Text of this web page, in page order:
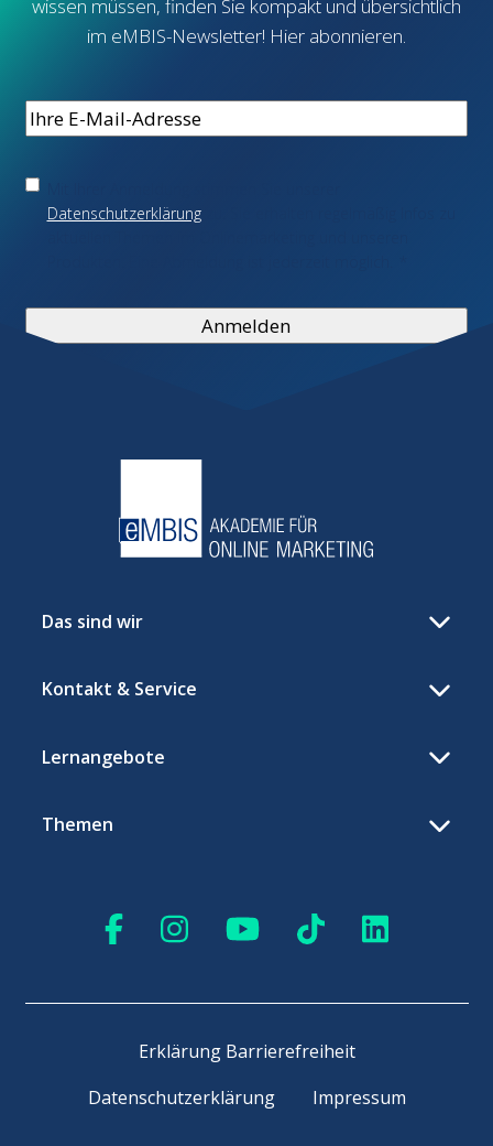
wissen müssen, finden Sie kompakt und übersichtlich
im eMBIS-Newsletter! Hier abonnieren.
E-
Mail*
Einwilligung
Datenschutzerklärungzu. Sie erhalten regelmäßig Infos zu
Das sind wir
Kontakt & Service
Lernangebote
Themen
Erklärung Barrierefreiheit
Datenschutzerklärung
Impressum